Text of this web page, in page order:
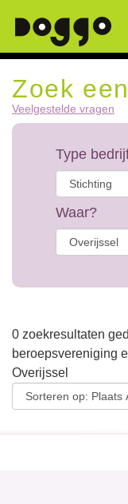
Zoek
Veelgestelde vragen
Type
Waar?
0 zoekresultaten
beroepsvereniging
Overijssel